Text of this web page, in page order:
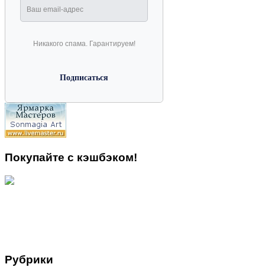
Никакого спама. Гарантируем!
Покупайте с кэшбэком!
Рубрики